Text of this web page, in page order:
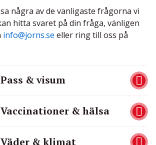
några av de vanligaste frågorna vi
hitta svaret på din fråga, vänligen
info@jorns.se eller ring till oss på
& visum
& hälsa
& klimat